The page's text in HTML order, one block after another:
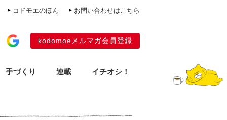
コドモエのほん お問い合わせはこちら
kodomoeメルマガ会員登録
手づくり 連載 イチオシ！